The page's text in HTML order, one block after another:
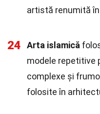
artistă renumită
24 Arta islamică
modele repetitive
complexe și
folosite în